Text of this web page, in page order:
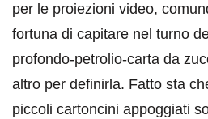
per le proiezioni video,
fortuna di capitare nel turno
profondo-petrolio-carta da
altro per definirla. Fatto sta
piccoli cartoncini appoggiati